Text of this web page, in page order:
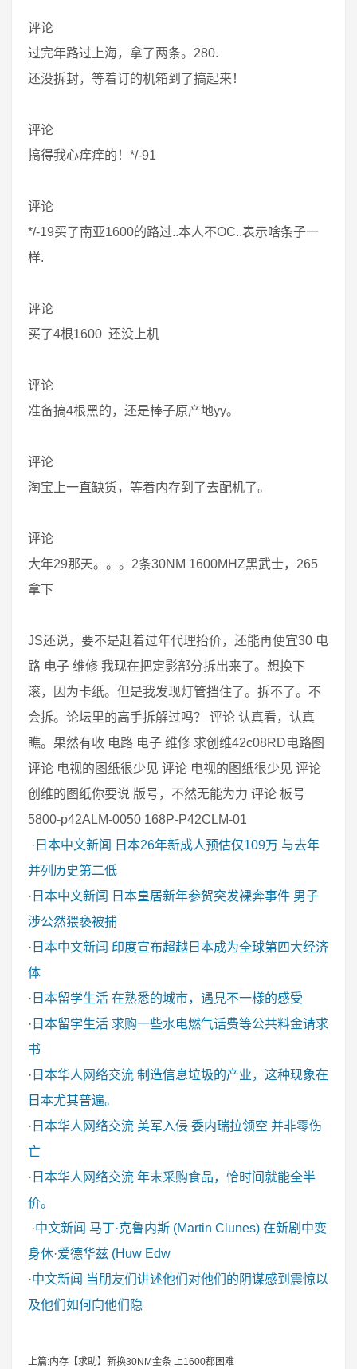
评论
过完年路过上海，拿了两条。280.
还没拆封，等着订的机箱到了搞起来！
评论
搞得我心痒痒的！*/-91
评论
*/-19买了南亚1600的路过..本人不OC..表示啥条子一
样.
评论
买了4根1600 还没上机
评论
准备搞4根黑的，还是棒子原产地yy。
评论
淘宝上一直缺货，等着内存到了去配机了。
评论
大年29那天。。。2条30NM 1600MHZ黑武士，265
拿下
JS还说，要不是赶着过年代理抬价，还能再便宜30 电
路 电子 维修 我现在把定影部分拆出来了。想换下
滚，因为卡纸。但是我发现灯管挡住了。拆不了。不
会拆。论坛里的高手拆解过吗？ 评论 认真看，认真
瞧。果然有收 电路 电子 维修 求创维42c08RD电路图
评论 电视的图纸很少见 评论 电视的图纸很少见 评论
创维的图纸你要说 版号，不然无能为力 评论 板号
5800-p42ALM-0050 168P-P42CLM-01
· 日本中文新闻
日本26年新成人预估仅109万 与去年
并列历史第二低
· 日本中文新闻
日本皇居新年参贺突发裸奔事件 男子
涉公然猥亵被捕
· 日本中文新闻 印度宣布超越日本成为全球第四大经济
体
· 日本留学生活 在熟悉的城市，遇見不一樣的感受
· 日本留学生活 求购一些水电燃气话费等公共料金请求
书
· 日本华人网络交流 制造信息垃圾的产业，这种现象在
日本尤其普遍。
· 日本华人网络交流 美军入侵 委内瑞拉领空 并非零伤
亡
· 日本华人网络交流 年末采购食品，恰时间就能全半
价。
·中文新闻 马丁·克鲁内斯 (Martin Clunes) 在新剧中变
身休·爱德华兹 (Huw Edw
·中文新闻 当朋友们讲述他们对他们的阴谋感到震惊以
及他们如何向他们隐
上篇:内存【求助】新换30NM金条 上1600都困难